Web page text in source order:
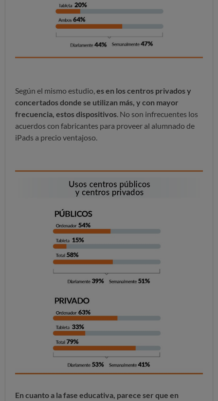
Según el mismo estudio, es en los centros privados y
concertados donde se utilizan más, y con mayor
frecuencia, estos dispositivos . No son infrecuentes los
acuerdos con fabricantes para proveer al alumnado de
iPads a precio ventajoso.
En cuanto a la fase educativa, parece ser que en